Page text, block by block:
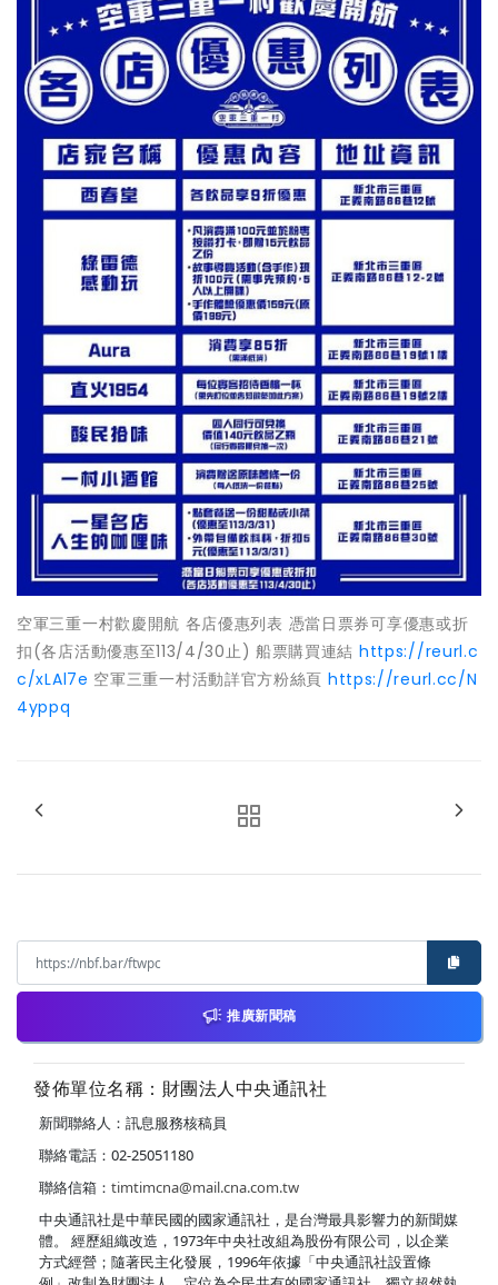
空軍三重一村歡慶開航 各店優惠列表 憑當日票券可享優惠或折
扣(各店活動優惠至113/4/30止) 船票購買連結 https://reurl.c
c/xLAl7e 空軍三重一村活動詳官方粉絲頁 https://reurl.cc/N
4yppq
推廣新聞稿
發佈單位名稱：財團法人中央通訊社
新聞聯絡人：訊息服務核稿員
聯絡電話：02-25051180
聯絡信箱： timtimcna@mail.cna.com.tw
中央通訊社是中華民國的國家通訊社，是台灣最具影響力的新聞媒
體。 經歷組織改造，1973年中央社改組為股份有限公司，以企業
方式經營；隨著民主化發展，1996年依據「中央通訊社設置條